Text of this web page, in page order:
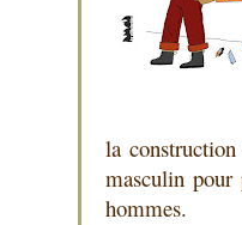
la
masculin pour
hommes.